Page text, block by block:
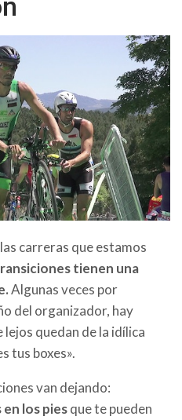
carreras que estamos
tienen una
Algunas veces por
del organizador, hay
quedan de la idílica
tus boxes».
van dejando:
en los piesque te pueden